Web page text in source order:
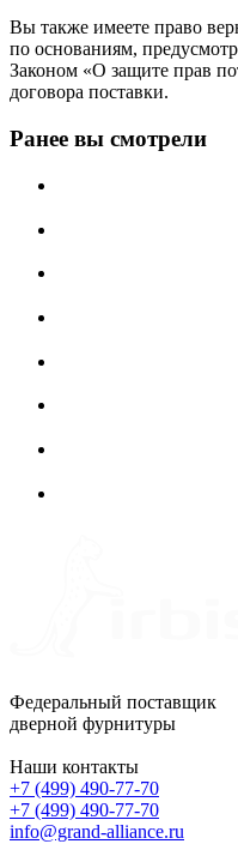
Вы также имеете право
по основаниям,
Законом «О защите прав
договора поставки.
Ранее вы смотрели
Федеральный поставщик
дверной фурнитуры
Наши контакты
+7 (499) 490-77-70
+7 (499) 490-77-70
info@grand-alliance.ru